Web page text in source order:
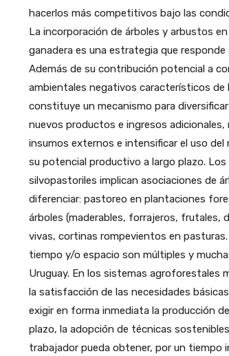
hacerlos más competitivos bajo las
La incorporación de árboles y arbustos
ganadera es una estrategia que
Además de su contribución potencial a
ambientales negativos característicos de
constituye un mecanismo para
nuevos productos e ingresos adicionales,
insumos externos e intensificar el uso del
su potencial productivo a largo plazo.
silvopastoriles implican asociaciones de
diferenciar: pastoreo en plantaciones
árboles (maderables, forrajeros, frutales,
vivas, cortinas rompevientos en
tiempo y/o espacio son múltiples y
Uruguay. En los sistemas agroforestales
la satisfacción de las necesidades
exigir en forma inmediata la producción
plazo, la adopción de técnicas
trabajador pueda obtener, por un tiempo